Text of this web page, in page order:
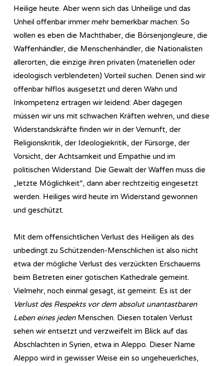
Heilige heute. Aber wenn sich das Unheilige und das
Unheil offenbar immer mehr bemerkbar machen: So
wollen es eben die Machthaber, die Börsenjongleure, die
Waffenhändler, die Menschenhändler, die Nationalisten
allerorten, die einzige ihren privaten (materiellen oder
ideologisch verblendeten) Vorteil suchen. Denen sind wir
offenbar hilflos ausgesetzt und deren Wahn und
Inkompetenz ertragen wir leidend: Aber dagegen
müssen wir uns mit schwachen Kräften wehren, und diese
Widerstandskräfte finden wir in der Vernunft, der
Religionskritik, der Ideologiekritik, der Fürsorge, der
Vorsicht, der Achtsamkeit und Empathie und im
politischen Widerstand. Die Gewalt der Waffen muss die
„letzte Möglichkeit“, dann aber rechtzeitig eingesetzt
werden. Heiliges wird heute im Widerstand gewonnen
und geschützt.
Mit dem offensichtlichen Verlust des Heiligen als des
unbedingt zu Schützenden-Menschlichen ist also nicht
etwa der mögliche Verlust des verzückten Erschauerns
beim Betreten einer gotischen Kathedrale gemeint.
Vielmehr, noch einmal gesagt, ist gemeint: Es ist der
Verlust des Respekts vor dem absolut unantastbaren
Leben eines jedenMenschen. Diesen totalen Verlust
sehen wir entsetzt und verzweifelt im Blick auf das
Abschlachten in Syrien, etwa in Aleppo. Dieser Name
Aleppo wird in gewisser Weise ein so ungeheuerliches,